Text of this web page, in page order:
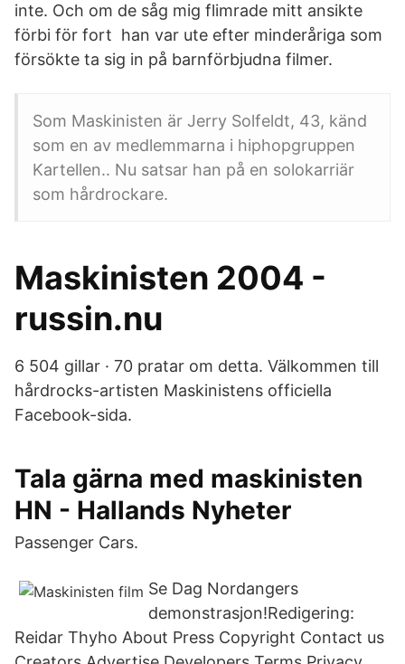
inte. Och om de såg mig flimrade mitt ansikte
förbi för fort han var ute efter minderåriga som
försökte ta sig in på barnförbjudna filmer.
Som Maskinisten är Jerry Solfeldt, 43, känd
som en av medlemmarna i hiphopgruppen
Kartellen.. Nu satsar han på en solokarriär
som hårdrockare.
Maskinisten 2004 -
russin.nu
6 504 gillar · 70 pratar om detta. Välkommen till
hårdrocks-artisten Maskinistens officiella
Facebook-sida.
Tala gärna med maskinisten
HN - Hallands Nyheter
Passenger Cars.
Se Dag Nordangers
demonstrasjon!Redigering:
Reidar Thyho About Press Copyright Contact us